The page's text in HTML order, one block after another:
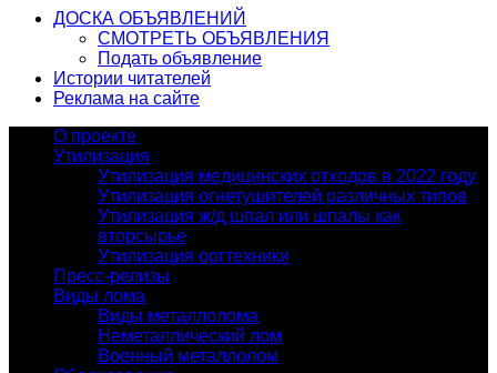
ДОСКА ОБЪЯВЛЕНИЙ
СМОТРЕТЬ ОБЪЯВЛЕНИЯ
Подать объявление
Истории читателей
Реклама на сайте
О проекте
Утилизация
Утилизация медицинских отходов в 2022 году
Утилизация огнетушителей различных типов
Утилизация ж/д шпал или шпалы как
вторсырье
Утилизация оргтехники
Пресс-релизы
Виды лома
Виды металлолома
Неметаллический лом
Военный металлолом